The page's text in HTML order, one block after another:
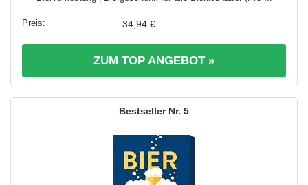
34,94 €
ZUM TOP ANGEBOT »
5